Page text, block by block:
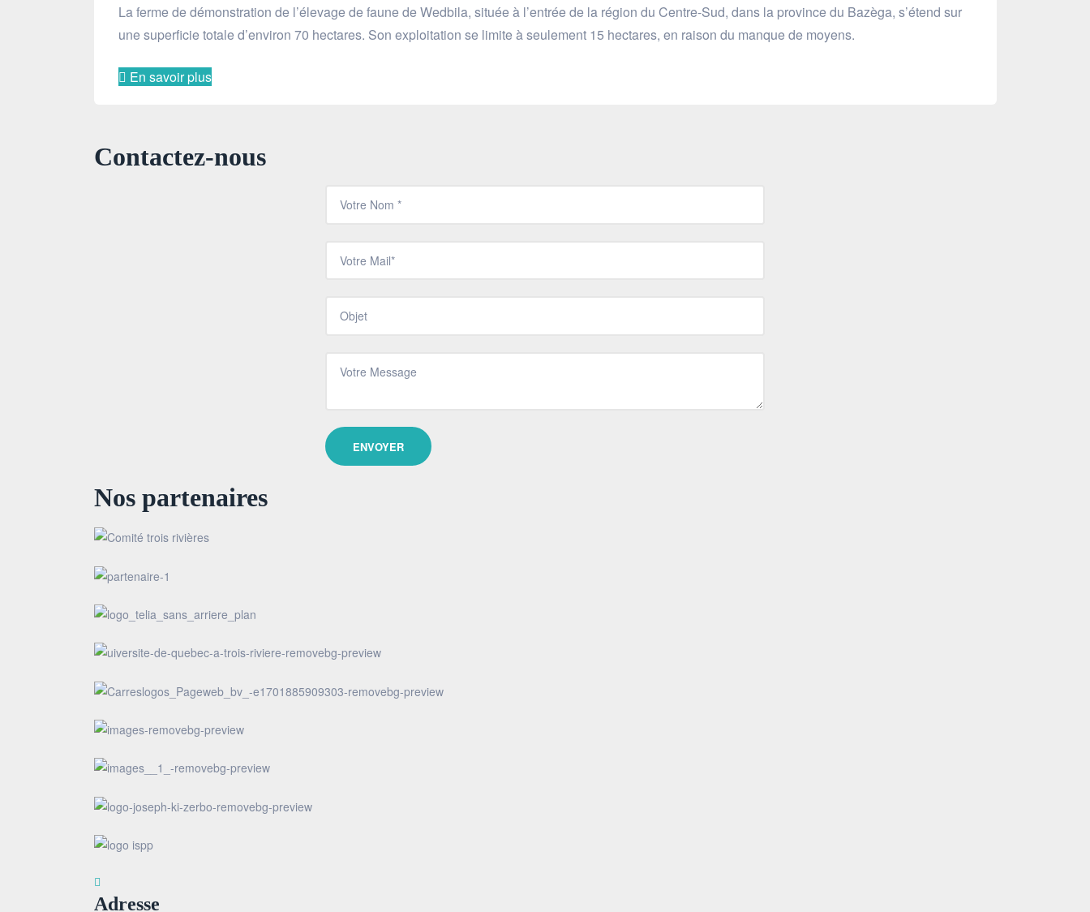
La ferme de démonstration de l’élevage de faune de Wedbila, située à l’entrée de la région du Centre-Sud, dans la province du Bazèga, s’étend sur
une superficie totale d’environ 70 hectares. Son exploitation se limite à seulement 15 hectares, en raison du manque de moyens.
En savoir plus
Contactez-nous
Nos partenaires
Adresse